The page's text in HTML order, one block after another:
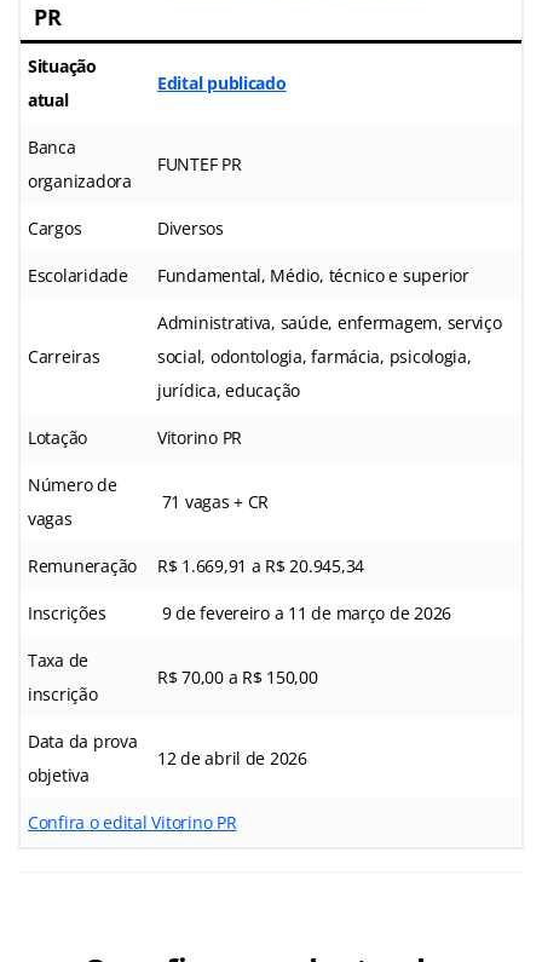
PR
Situação
atual
Edital publicado
Banca
organizadora
FUNTEF PR
Cargos Diversos
Escolaridade Fundamental, Médio, técnico e superior
Carreiras
Administrativa, saúde, enfermagem, serviço
social, odontologia, farmácia, psicologia,
jurídica, educação
Lotação Vitorino PR
Número de
vagas
71 vagas + CR
Remuneração R$ 1.669,91 a R$ 20.945,34
Inscrições 9 de fevereiro a 11 de março de 2026
Taxa de
inscrição
R$ 70,00 a R$ 150,00
Data da prova
objetiva
12 de abril de 2026
Confira o edital Vitorino PR